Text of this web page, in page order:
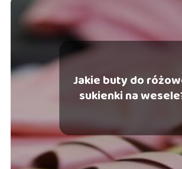
Jakie buty do
sukienki na